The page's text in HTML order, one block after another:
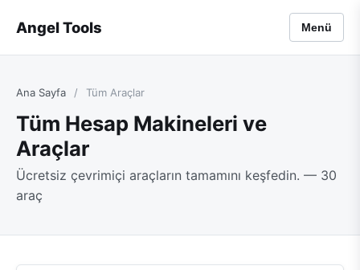
Angel Tools Menü
Ana Sayfa / Tüm Araçlar
Tüm Hesap Makineleri ve
Araçlar
Ücretsiz çevrimiçi araçların tamamını keşfedin. — 30
araç